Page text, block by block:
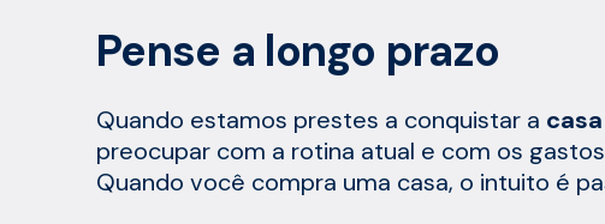
Pense a longo prazo
Quando estamos prestes a conquistar a
preocupar com a rotina atual e com os
Quando você compra uma casa, o intuito é